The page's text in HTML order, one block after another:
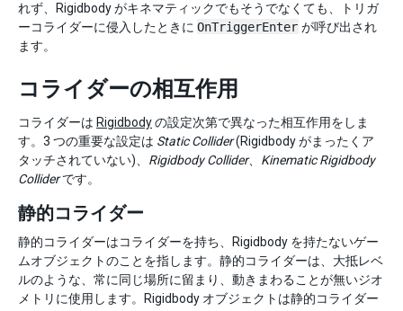
れず、Rigidbody がキネマティックでもそうでなくても、トリガ
ーコライダーに侵入したときに OnTriggerEnter が呼び出され
ます。
コライダーの相互作用
コライダーは Rigidbodyの設定次第で異なった相互作用をしま
す。3 つの重要な設定は Static Collider(Rigidbody がまったくア
タッチされていない)、 Rigidbody Collider、 Kinematic Rigidbody
Colliderです。
静的コライダー
静的コライダーはコライダーを持ち、Rigidbody を持たないゲー
ムオブジェクトのことを指します。静的コライダーは、大抵レベ
ルのような、常に同じ場所に留まり、動きまわることが無いジオ
メトリに使用します。Rigidbody オブジェクトは静的コライダー